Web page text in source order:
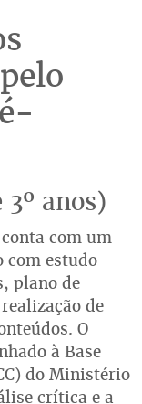
anos)
com um
com estudo
plano de
de
O
à Base
do Ministério
crítica e a